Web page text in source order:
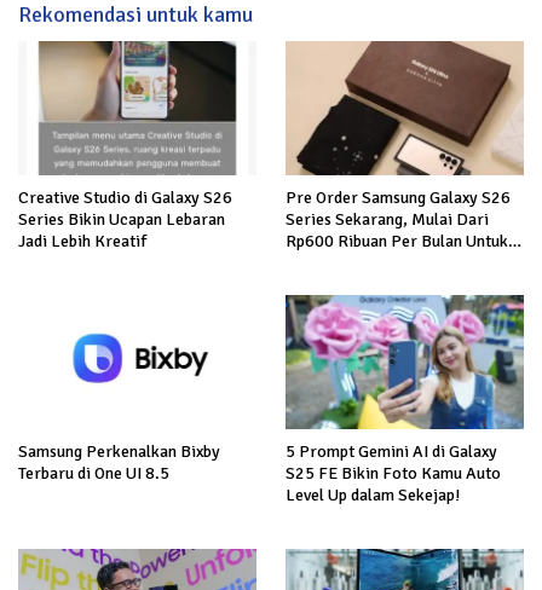
Rekomendasi untuk kamu
Creative Studio di Galaxy S26
Series Bikin Ucapan Lebaran
Jadi Lebih Kreatif
Pre Order Samsung Galaxy S26
Series Sekarang, Mulai Dari
Rp600 Ribuan Per Bulan Untuk
Samsung Perkenalkan Bixby
Terbaru di One UI 8.5
5 Prompt Gemini AI di Galaxy
S25 FE Bikin Foto Kamu Auto
Level Up dalam Sekejap!